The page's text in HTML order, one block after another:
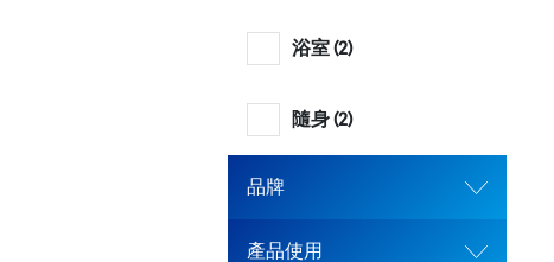
浴室 (2)
隨身 (2)
品牌
產品使用